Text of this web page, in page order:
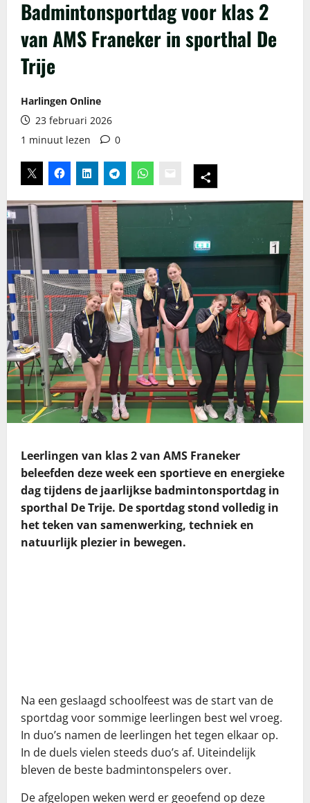
Badmintonsportdag voor klas 2
van AMS Franeker in sporthal De
Trije
Harlingen Online
23 februari 2026
1 minuut lezen
0
Leerlingen van klas 2 van AMS Franeker
beleefden deze week een sportieve en energieke
dag tijdens de jaarlijkse badmintonsportdag in
sporthal De Trije. De sportdag stond volledig in
het teken van samenwerking, techniek en
natuurlijk plezier in bewegen.
Na een geslaagd schoolfeest was de start van de
sportdag voor sommige leerlingen best wel vroeg.
In duo’s namen de leerlingen het tegen elkaar op.
In de duels vielen steeds duo’s af. Uiteindelijk
bleven de beste badmintonspelers over.
De afgelopen weken werd er geoefend op deze